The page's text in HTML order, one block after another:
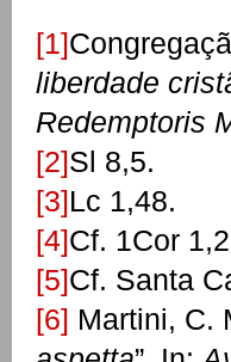
[1]
liberdade
Redemptoris
[2]Sl 8,5.
[3]Lc 1,48.
[4]Cf. 1Cor
[5]Cf. Santa
[6] Martini, C.